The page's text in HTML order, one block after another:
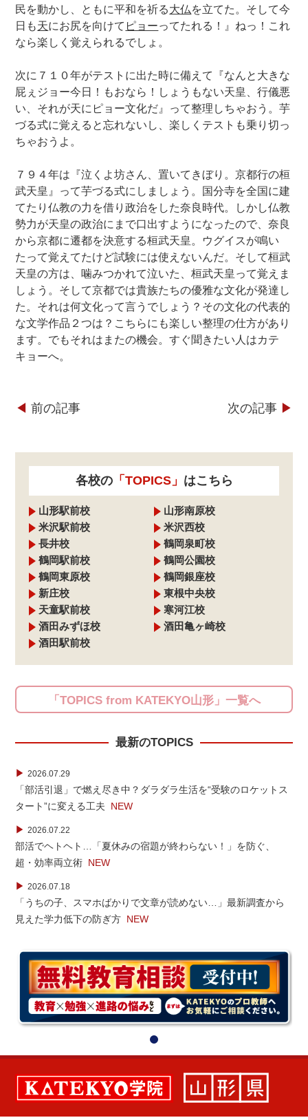
民を動かし、ともに平和を祈る大仏を立てた。そして今
日も天にお尻を向けて ピョーってたれる！』ねっ！これ
なら楽しく覚えられるでしょ。
次に７１０年がテストに出た時に備えて『なんと大きな
屁ぇジョー今日！もおなら！しょうもない天皇、行儀悪
い、それが天にピョー文化だ』って整理しちゃおう。芋
づる式に覚えると忘れないし、楽しくテストも乗り切っ
ちゃおうよ。
７９４年は『泣くよ坊さん、置いてきぼり。京都行の桓
武天皇』って芋づる式にしましょう。国分寺を全国に建
てたり仏教の力を借り政治をした奈良時代。しかし仏教
勢力が天皇の政治にまで口出すようになったので、奈良
から京都に遷都を決意する桓武天皇。ウグイスが鳴い
たって覚えてたけど試験には使えないんだ。そして桓武
天皇の方は、噛みつかれて泣いた、桓武天皇って覚えま
しょう。そして京都では貴族たちの優雅な文化が発達し
た。それは何文化って言うでしょう？その文化の代表的
な文学作品２つは？こちらにも楽しい整理の仕方があり
ます。でもそれはまたの機会。すぐ聞きたい人はカテ
キョーへ。
◀︎ 前の記事 次の記事 ▶︎
各校の「TOPICS」 はこちら
山形駅前校
山形南原校
米沢駅前校
米沢西校
長井校
鶴岡泉町校
鶴岡駅前校
鶴岡公園校
鶴岡東原校
鶴岡銀座校
新庄校
東根中央校
天童駅前校
寒河江校
酒田みずほ校
酒田亀ヶ崎校
酒田駅前校
「TOPICS from KATEKYO山形」一覧へ
最新のTOPICS
▶ 2026.07.29
「部活引退」で燃え尽き中？ダラダラ生活を“受験のロケットス
タート”に変える工夫 NEW
▶ 2026.07.22
部活でヘトヘト…「夏休みの宿題が終わらない！」を防ぐ、
超・効率両立術 NEW
▶ 2026.07.18
「うちの子、スマホばかりで文章が読めない…」最新調査から
見えた学力低下の防ぎ方 NEW